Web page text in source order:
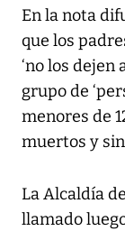
En la nota
que los
‘no los dejen
grupo de
menores de
muertos y sin
La Alcaldía
llamado